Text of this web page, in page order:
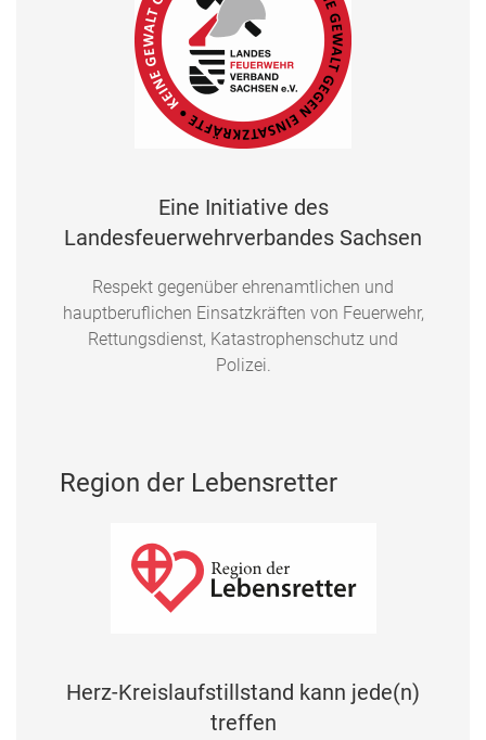
Eine Initiative des
Landesfeuerwehrverbandes Sachsen
Respekt gegenüber ehrenamtlichen und
hauptberuflichen Einsatzkräften von Feuerwehr,
Rettungsdienst, Katastrophenschutz und
Polizei.
Region der Lebensretter
Herz-Kreislaufstillstand kann jede(n)
treffen